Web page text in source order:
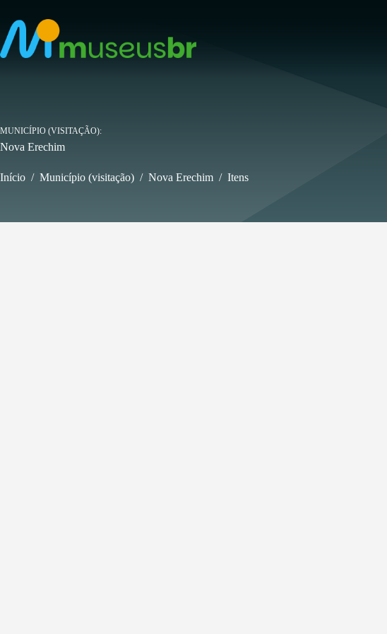
para
conteúdo
MUNICÍPIO (VISITAÇÃO)
Nova Erechim
Início / Município (visitação) / Nova Erechim / Itens